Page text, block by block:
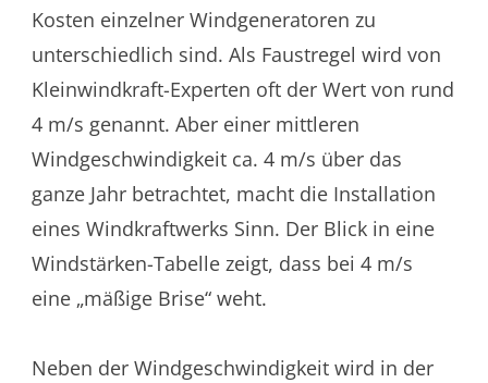
Kosten einzelner Windgeneratoren zu
unterschiedlich sind. Als Faustregel wird von
Kleinwindkraft-Experten oft der Wert von rund
4 m/s genannt. Aber einer mittleren
Windgeschwindigkeit ca. 4 m/s über das
ganze Jahr betrachtet, macht die Installation
eines Windkraftwerks Sinn. Der Blick in eine
Windstärken-Tabelle zeigt, dass bei 4 m/s
eine „mäßige Brise“ weht.
Neben der Windgeschwindigkeit wird in der